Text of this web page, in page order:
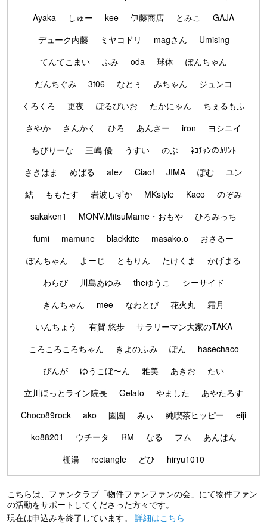
Ayaka
しゅー kee 伊藤商店 とみこ
GAJA
デューク内藤
ミヤコドリ magさん
Umising
てんてこまい
ふみ oda 球体
ぽんちゃん
だんちぐみ
3t06 なとぅ みちゃん
ジュンコ
くろくろ
更夜 ぽるぴいお たかにゃん
ちぇるもふ
さやか
さんかく ひろ あんさー iron
ヨシニイ
ちびりーな
三嶋 優 うすい のぶ
ﾈｺﾁｬﾝのｶﾘﾝﾄ
さきはま
めばる atez Ciao! JIMA ぽむ
ユン
結
ももたす 岩波しずか MKstyle Kaco
のぞみ
sakaken1
MONV.MitsuMame・おもや
ひろみっち
fumi
mamune blackkite masako.o
おさるー
ぽんちゃん
よーじ ともりん たけくま
かげまる
わらび
川島あゆみ theゆうこ
シーサイド
きんちゃん
mee なわとび 花火丸
霜月
いんちょう
有賀 悠歩
サラリーマン大家のTAKA
ころころころちゃん
きよのふみ ぽん
hasechaco
ぴんが
ゆうこぼ〜ん 雅美 あきお
たい
立川ほっとライン院長
Gelato やました
あやたろす
Choco89rock
ako 園園 みぃ 純喫茶ヒッピー
eiji
ko88201
ウチータ RM なる フム
あんぱん
棚湯
rectangle どひ hiryu1010
こちらは、ファンクラブ「物件ファンファンの会」にて物件ファン
の活動をサポートしてくださった方々です。
現在は申込みを終了しています。 詳細はこちら